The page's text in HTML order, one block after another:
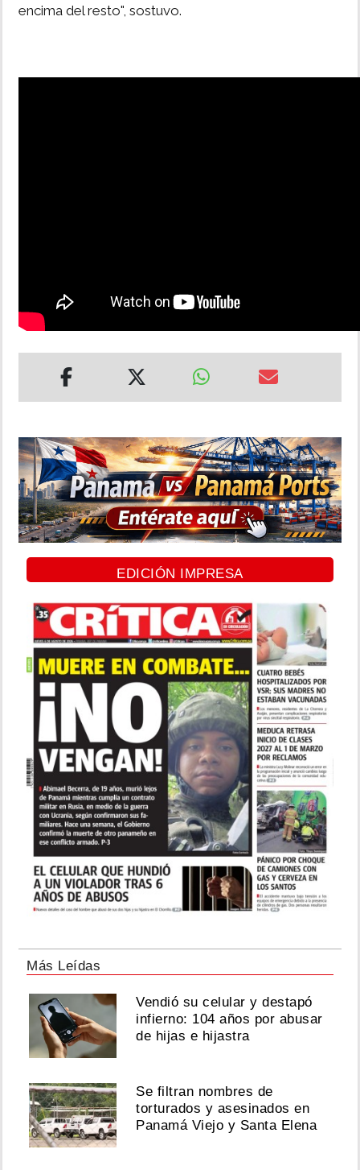
encima del resto", sostuvo.
EDICIÓN IMPRESA
Más Leídas
Vendió su celular y destapó
infierno: 104 años por abusar
de hijas e hijastra
Se filtran nombres de
torturados y asesinados en
Panamá Viejo y Santa Elena